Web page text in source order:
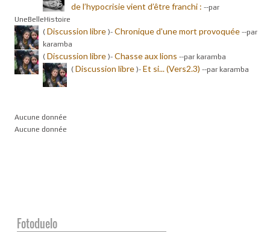
de l’hypocrisie vient d’être franchi : --par
UneBelleHistoire
( Discussion libre )- Chronique d'une mort provoquée --par
karamba
( Discussion libre )- Chasse aux lions --par karamba
( Discussion libre )- Et si... (Vers2.3) --par karamba
Aucune donnée
Aucune donnée
Fotoduelo